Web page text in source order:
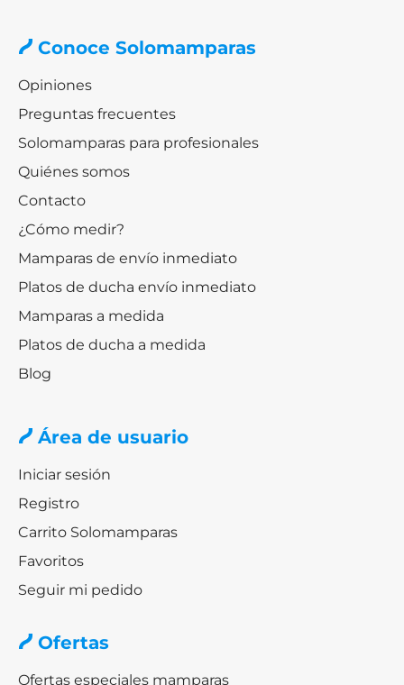
Conoce Solomamparas
Opiniones
Preguntas frecuentes
Solomamparas para profesionales
Quiénes somos
Contacto
¿Cómo medir?
Mamparas de envío inmediato
Platos de ducha envío inmediato
Mamparas a medida
Platos de ducha a medida
Blog
Área de usuario
Iniciar sesión
Registro
Carrito Solomamparas
Favoritos
Seguir mi pedido
Ofertas
Ofertas especiales mamparas